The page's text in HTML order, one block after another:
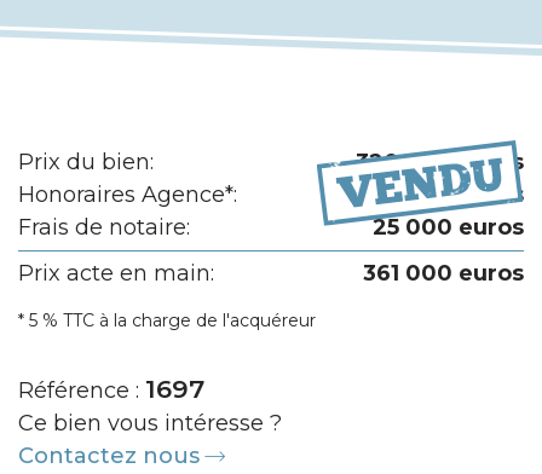
Prix du bien:
320 000 euros
Honoraires Agence*:
16 000 euros
Frais de notaire:
25 000 euros
Prix acte en main:
361 000 euros
* 5 % TTC à la charge de l'acquéreur
Référence : 1697
Ce bien vous intéresse ?
Contactez nous